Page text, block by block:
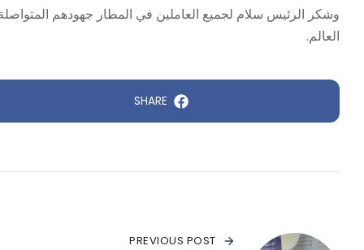
وشكر الرئيس سلام لجميع العاملين في المطار جهودهم
العالم.
SHARE
PREVIOUS POST